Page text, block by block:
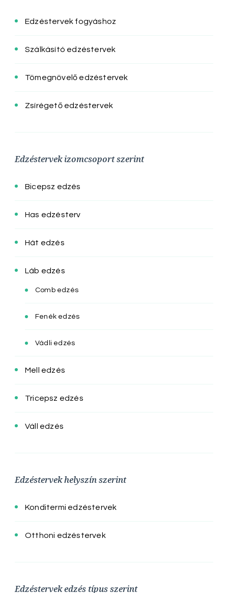
Edzéstervek fogyáshoz
Szálkásító edzéstervek
Tömegnövelő edzéstervek
Zsírégető edzéstervek
Edzéstervek izomcsoport szerint
Bicepsz edzés
Has edzésterv
Hát edzés
Láb edzés
Comb edzés
Fenék edzés
Vádli edzés
Mell edzés
Tricepsz edzés
Váll edzés
Edzéstervek helyszín szerint
Konditermi edzéstervek
Otthoni edzéstervek
Edzéstervek edzés típus szerint